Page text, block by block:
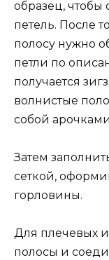
образец, чтобы
петель. После
полосу нужно
петли по
получается
волнистые
собой
Затем
сеткой,
горловины.
Для плечевых
полосы и